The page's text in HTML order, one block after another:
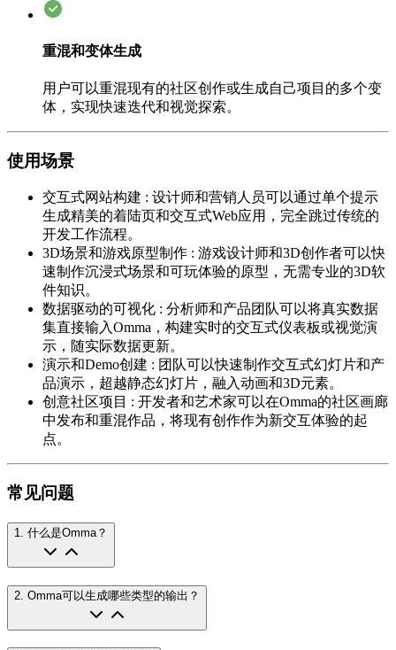
重混和变体生成
用户可以重混现有的社区创作或生成自己项目的多个变
体，实现快速迭代和视觉探索。
使用场景
交互式网站构建 : 设计师和营销人员可以通过单个提示
生成精美的着陆页和交互式Web应用，完全跳过传统的
开发工作流程。
3D场景和游戏原型制作 : 游戏设计师和3D创作者可以快
速制作沉浸式场景和可玩体验的原型，无需专业的3D软
件知识。
数据驱动的可视化 : 分析师和产品团队可以将真实数据
集直接输入Omma，构建实时的交互式仪表板或视觉演
示，随实际数据更新。
演示和Demo创建 : 团队可以快速制作交互式幻灯片和产
品演示，超越静态幻灯片，融入动画和3D元素。
创意社区项目 : 开发者和艺术家可以在Omma的社区画廊
中发布和重混作品，将现有创作作为新交互体验的起
点。
常见问题
1 什么是Omma？
2 Omma可以生成哪些类型的输出？